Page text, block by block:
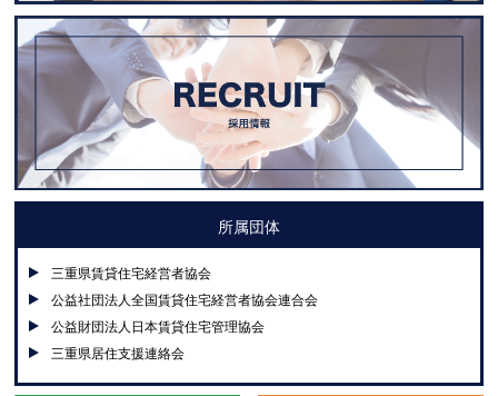
所属団体
三重県賃貸住宅経営者協会
公益社団法人全国賃貸住宅経営者協会連合会
公益財団法人日本賃貸住宅管理協会
三重県居住支援連絡会